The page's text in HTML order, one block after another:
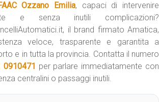
Ozzano Emilia, capaci di intervenire
e senza inutili complicazioni?
il brand firmato Amatica,
veloce, trasparente e garantita a
e in tutta la provincia. Contatta il numero
0910471 per parlare immediatamente con
centralini o passaggi inutili.